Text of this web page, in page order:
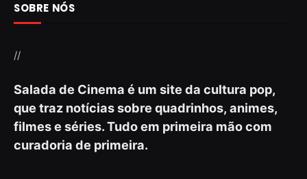
SOBRE NÓS
//
Salada de Cinema é um site da cultura pop,
que traz notícias sobre quadrinhos, animes,
filmes e séries. Tudo em primeira mão com
curadoria de primeira.